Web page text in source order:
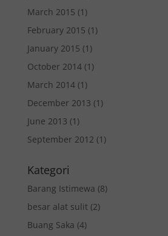
March 2015 (1)
February 2015 (1)
January 2015 (1)
October 2014(1)
March 2014(1)
December 2013 (1)
June 2013 (1)
September 2012 (1)
Kategori
Barang Istimewa (8)
besar alat sulit(2)
Buang Saka (4)